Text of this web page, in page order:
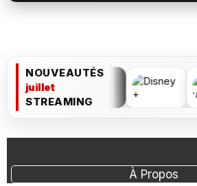
NOUVEAUTÉS
juillet
STREAMING
À Propos